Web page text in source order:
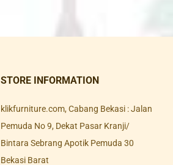
STORE INFORMATION
klikfurniture.com, Cabang Bekasi : Jalan
Pemuda No 9, Dekat Pasar Kranji/
Bintara Sebrang Apotik Pemuda 30
Bekasi Barat